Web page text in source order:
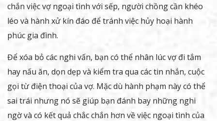
chắn việc vợ ngoại tình với sếp, người chồng cần khéo
léo và hành xử kín đáo để tránh việc hủy hoại hành
phúc gia đình.
Để xóa bỏ các nghi vấn, bạn có thể nhân lúc vợ đi tắm
hay nấu ăn, dọn dẹp và kiểm tra qua các tin nhắn, cuộc
gọi từ điện thoại của vợ. Mặc dù hành phạm này có thể
sai trái nhưng nó sẽ giúp bạn đánh bay những nghi
ngờ và có kết quả chắc chắn hơn về việc ngoại tình của